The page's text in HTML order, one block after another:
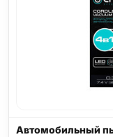
Автомобильный